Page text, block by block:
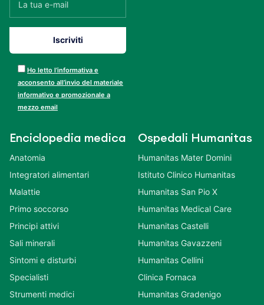
Ho letto l’informativa e
acconsento all’invio del materiale
informativo e promozionale a
mezzo email
Enciclopedia medica
Anatomia
Integratori alimentari
Malattie
Primo soccorso
Principi attivi
Sali minerali
Sintomi e disturbi
Specialisti
Strumenti medici
Ospedali Humanitas
Humanitas Mater Domini
Istituto Clinico Humanitas
Humanitas San Pio X
Humanitas Medical Care
Humanitas Castelli
Humanitas Gavazzeni
Humanitas Cellini
Clinica Fornaca
Humanitas Gradenigo